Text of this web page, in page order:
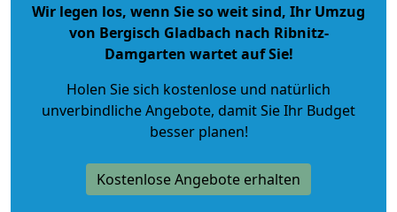
Wir legen los, wenn Sie so weit sind, Ihr Umzug
von Bergisch Gladbach nach Ribnitz-
Damgarten wartet auf Sie!
Holen Sie sich kostenlose und natürlich
unverbindliche Angebote, damit Sie Ihr Budget
besser planen!
Kostenlose Angebote erhalten